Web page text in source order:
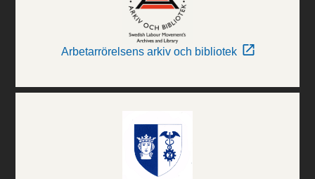
Arbetarrörelsens arkiv och bibliotek